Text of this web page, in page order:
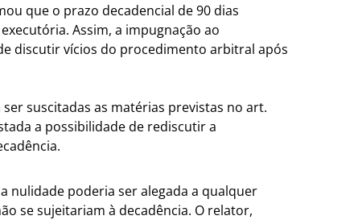
que o prazo decadencial de 90 dias
Assim, a impugnação ao
discutir vícios do procedimento arbitral após
suscitadas as matérias previstas no art.
a possibilidade de rediscutir a
nulidade poderia ser alegada a qualquer
se sujeitariam à decadência. O relator,